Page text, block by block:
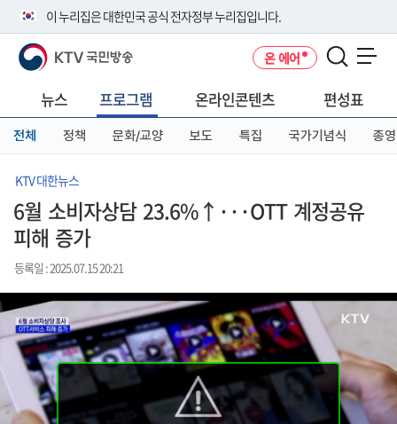
이 누리집은 대한민국 공식 전자정부 누리집입니다.
공식 누리집 주소 확인하기
니다.
이밖에 or.kr 또는 .kr등 다른 도메인 주소를 사용하고 있다면 아래 URL에
서 도메인 주소를 확인해 보세요
KTV 국민방송 온 에어
뉴스 프로그램 온라인콘텐츠 편성표
전체 정책 문화/교양 보도 특집 국가기념식 종영
KTV 대한뉴스
6월 소비자상담 23.6%↑···OTT 계정공유
피해 증가
등록일 : 2025.07.15 20:21